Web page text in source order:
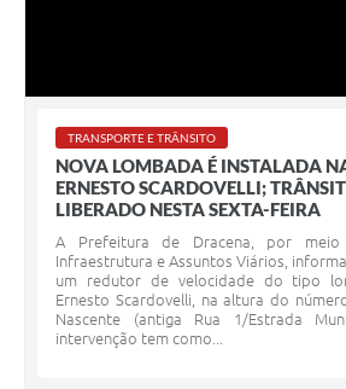
TRANSPORTE E TRÂNSITO
NOVA LOMBADA É INSTALADA
ERNESTO SCARDOVELLI;
LIBERADO NESTA SEXTA-FEIRA
A Prefeitura de Dracena, por
Infraestrutura e Assuntos Viários,
um redutor de velocidade do tipo
Ernesto Scardovelli, na altura do
Nascente (antiga Rua 1/Estrada
intervenção tem como...